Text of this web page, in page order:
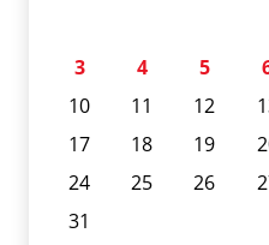
3
4 5
10
11 12
17
18 19
24
25 26
31